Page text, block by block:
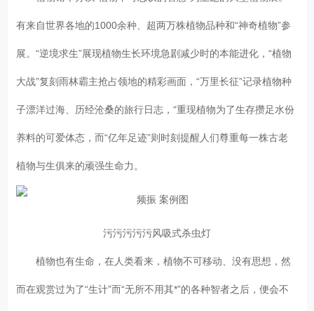
有来自世界各地的1000余种、超两万株植物品种和“神奇植物”参
展。“逆境求生”展现植物生长环境急剧减少时的本能进化，“植物
大战”复刻雨林霸主抢占领地的精彩画面，“万里长征”记录植物种
子漂洋过海、历经沧桑的旅行日志，“重现植物为了生存攒足水份
养料的可爱体态，而“亿年足迹”则时刻提醒人们尊重每一株古老
植物与生俱来的顽强生命力。
污污污污污风吸式杀虫灯
植物也有生命，在人类看来，植物不可移动、没有思想，然
而在观赏过为了“生计”而“无所不用其*”的各种智者之后，便会不